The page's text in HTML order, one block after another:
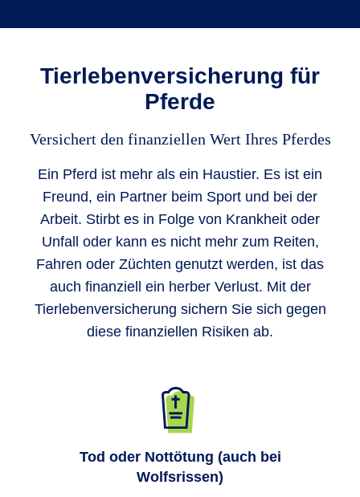
Tierlebenversicherung für
Pferde
Versichert den finanziellen Wert Ihres Pferdes
Ein Pferd ist mehr als ein Haustier. Es ist ein
Freund, ein Partner beim Sport und bei der
Arbeit. Stirbt es in Folge von Krankheit oder
Unfall oder kann es nicht mehr zum Reiten,
Fahren oder Züchten genutzt werden, ist das
auch finanziell ein herber Verlust. Mit der
Tierlebenversicherung sichern Sie sich gegen
diese finanziellen Risiken ab.
Tod oder Nottötung (auch bei
Wolfsrissen)